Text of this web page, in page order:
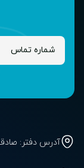
آدرس دفتر: